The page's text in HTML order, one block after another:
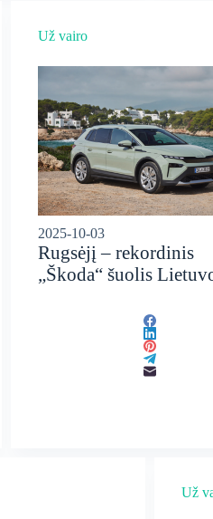
Už vairo
2025-10-03
Rugsėjį – rekordinis
„Škoda“ šuolis
Už